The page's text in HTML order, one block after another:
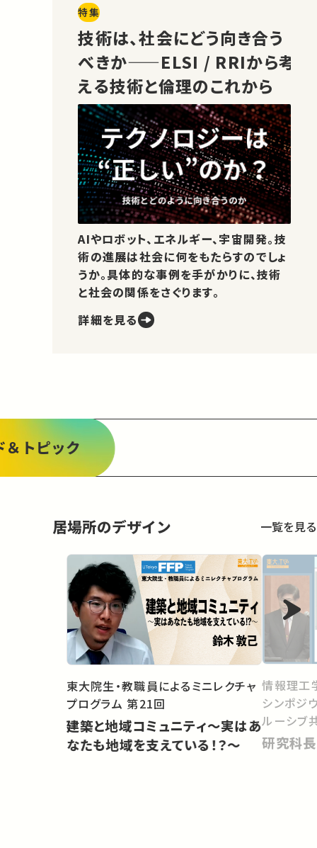
特集
技術は、社会にどう向き合う
べきか——ELSI / RRIから考
える技術と倫理のこれから
AIやロボット、エネルギー、宇宙開発。技
術の進展は社会に何をもたらすのでしょ
うか。具体的な事例を手がかりに、技術
と社会の関係をさぐります。
詳細を見る
＆トピック
居場所のデザイン 一覧を見る
東大院生・教職員によるミニレクチャ
プログラム 第21回
建築と地域コミュニティ～実はあ
なたも地域を支えている！？～
情報理
シンポジ
ルーシブ
研究科